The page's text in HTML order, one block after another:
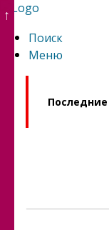
Поиск
Меню
↑